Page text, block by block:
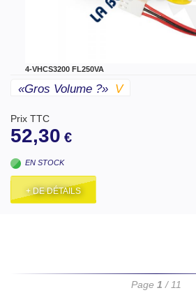
4-VHCS3200 FL250VA
«gros Volume ?» V
Prix TTC
52,30 €
EN STOCK
+ DE DÉTAILS
Page 1 / 11